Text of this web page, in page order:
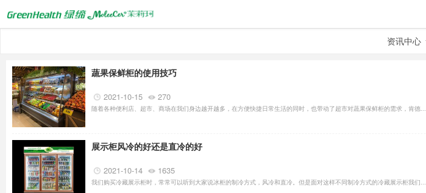
资讯中心
蔬果保鲜柜的使用技巧
2021-10-15 270
随着各种便利店、超市、商场在我们身边越开越多，在方便快捷日常生活的同时，也带动了超市对蔬果保鲜柜的需求，肯德...
展示柜风冷的好还是直冷的好
2021-10-14 1635
我们购买冷藏展示柜时，常常可以听到大家说冰柜的制冷方式，风冷和直冷。但是面对这样不同制冷方式的冷藏展示柜我们...